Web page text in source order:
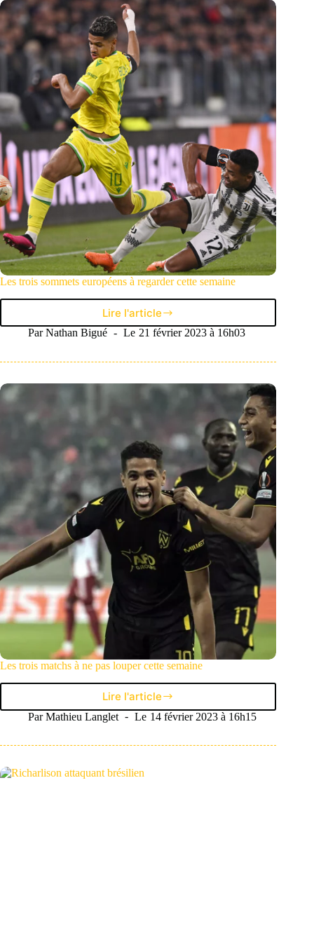
de
la
semaine
européenne
Les trois sommets européens à regarder cette semaine
Lire l'article
Les
trois
regarder
cette
Par Nathan Bigué Le 21 février 2023 à 16h03
Les trois matchs à ne pas louper cette semaine
Lire l'article
Les
trois
à
pas
Par Mathieu Langlet Le 14 février 2023 à 16h15